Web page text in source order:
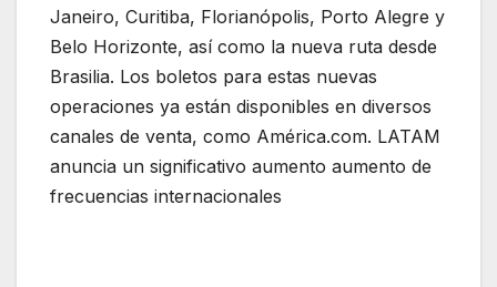
Janeiro, Curitiba, Florianópolis, Porto Alegre y
Belo Horizonte, así como la nueva ruta desde
Brasilia. Los boletos para estas nuevas
operaciones ya están disponibles en diversos
canales de venta, como América.com. LATAM
anuncia un significativo aumento aumento de
frecuencias internacionales